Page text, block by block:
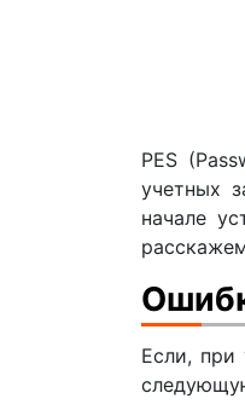
PES
учетных
начале
Если, при